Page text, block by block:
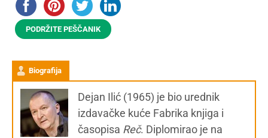
PODRŽITE PEŠČANIK
Biografija
Dejan Ilić (1965) je bio urednik
izdavačke kuće Fabrika knjiga i
časopisa Reč. Diplomirao je na